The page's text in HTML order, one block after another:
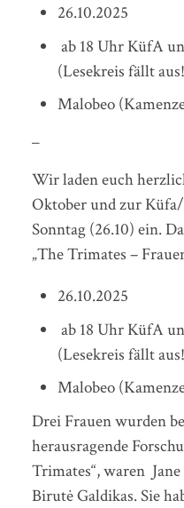
26.10.2025
ab 18 Uhr KüfA
(Lesekreis fällt
Malobeo
_
Wir laden euch
Oktober und zur
Sonntag (26.10) ein.
„The Trimates –
26.10.2025
ab 18 Uhr KüfA
(Lesekreis fällt
Malobeo
Drei Frauen wurden
herausragende
Trimates“, waren
Birutė Galdikas. Sie